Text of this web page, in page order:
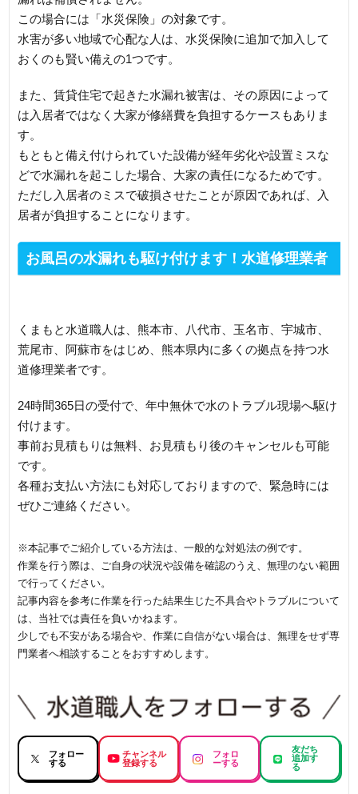
この場合には「水災保険」の対象です。
水害が多い地域で心配な人は、水災保険に追加で加入して
おくのも賢い備えの1つです。
また、賃貸住宅で起きた水漏れ被害は、その原因によって
は入居者ではなく大家が修繕費を負担するケースもありま
す。
もともと備え付けられていた設備が経年劣化や設置ミスな
どで水漏れを起こした場合、大家の責任になるためです。
ただし入居者のミスで破損させたことが原因であれば、入
居者が負担することになります。
お風呂の水漏れも駆け付けます！水道修理業者
くまもと水道職人は、熊本市、八代市、玉名市、宇城市、
荒尾市、阿蘇市をはじめ、熊本県内に多くの拠点を持つ水
道修理業者です。
24時間365日の受付で、年中無休で水のトラブル現場へ駆け
付けます。
事前お見積もりは無料、お見積もり後のキャンセルも可能
です。
各種お支払い方法にも対応しておりますので、緊急時には
ぜひご連絡ください。
※本記事でご紹介している方法は、一般的な対処法の例です。
作業を行う際は、ご自身の状況や設備を確認のうえ、無理のない範囲
で行ってください。
記事内容を参考に作業を行った結果生じた不具合やトラブルについて
は、当社では責任を負いかねます。
少しでも不安がある場合や、作業に自信がない場合は、無理をせず専
門業者へ相談することをおすすめします。
フォロー
する
チャンネル
登録する
フォロ
ーする
友だち
追加す
る